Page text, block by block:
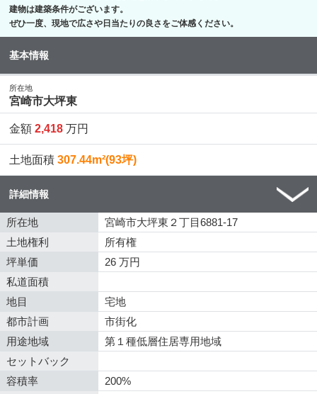
建物は建築条件がございます。
ぜひ一度、現地で広さや日当たりの良さをご体感ください。
基本情報
所在地
宮崎市大坪東
金額2,418 万円
土地面積307.44m²(93坪)
詳細情報
所在地
宮崎市大坪東２丁目6881-17
土地権利
所有権
坪単価
26 万円
私道面積
地目
宅地
都市計画
市街化
用途地域
第１種低層住居専用地域
セットバック
容積率
200%